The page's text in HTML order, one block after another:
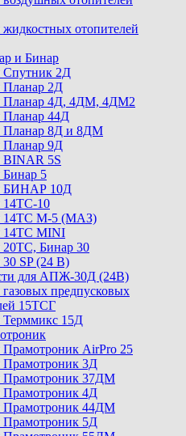
жидкостных отопителей
и Бинар
Спутник 2Д
Планар 2Д
Планар 4Д, 4ДМ, 4ДМ2
Планар 44Д
Планар 8Д и 8ДМ
Планар 9Д
BINAR 5S
Бинар 5
БИНАР 10Д
14ТС-10
14ТС М-5 (МАЗ)
14ТС MINI
20ТС, Бинар 30
30 SP (24 В)
для АПЖ-30Д (24В)
газовых предпусковых
15ТСГ
Терммикс 15Д
Прамотроник AirPro 25
Прамотроник 3Д
Прамотроник 37ДМ
Прамотроник 4Д
Прамотроник 44ДМ
Прамотроник 5Д